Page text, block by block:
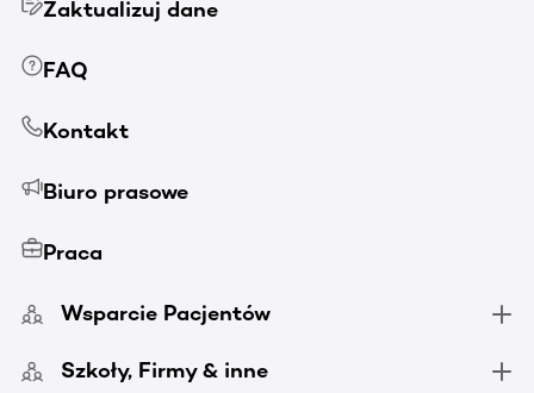
Zaktualizuj dane
FAQ
Kontakt
Biuro prasowe
Praca
Wsparcie Pacjentów
Szkoły, Firmy & inne